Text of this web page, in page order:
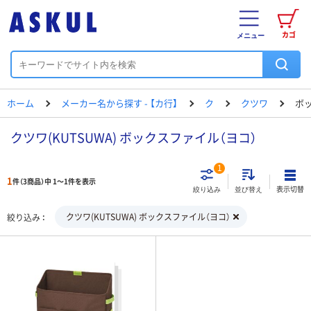
カゴ
メニュー
ホーム メーカー名から探す - 【カ行】 ク クツワ ボ
クツワ(KUTSUWA) ボックスファイル（ヨコ）
1件（3商品）中 1～1件を表示
絞り込み
1
並び替え 表示切替
絞り込み クツワ(KUTSUWA) ボックスファイル（ヨコ）